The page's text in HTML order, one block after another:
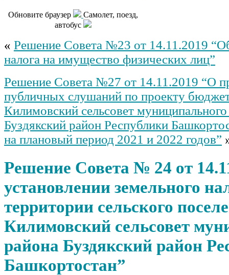
Обновите браузер
Самолет, поезд,
автобус
« Решение Совета №23 от 14.11.2019
налога на имущество физических лиц”
Решение Совета №27 от 14.11.2019 “О
публичных слушаний по проекту
Килимовский сельсовет
Буздякский район Республики
на плановый период 2021 и 2022 годов”
Решение Совета № 24 от
установлении земельного
территории сельского
Килимовский сельсовет
района Буздякский район
Башкортостан”